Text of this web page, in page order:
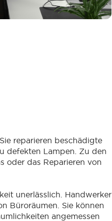
reparieren beschädigte
defekten Lampen. Zu den
oder das Reparieren von
unerlässlich. Handwerker
Büroräumen. Sie können
angemessen